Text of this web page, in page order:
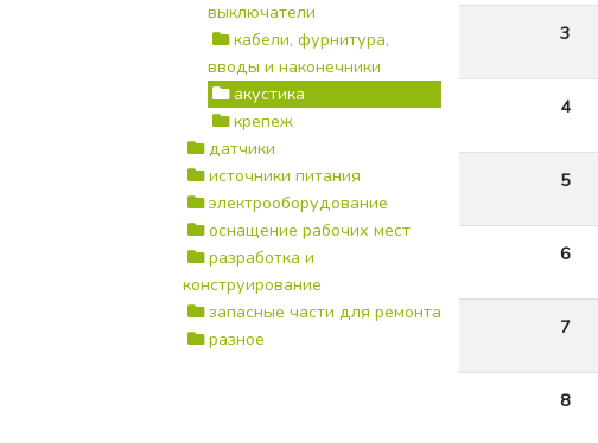
выключатели
кабели, фурнитура,
вводы и наконечники
акустика
крепеж
датчики
источники питания
электрооборудование
оснащение рабочих мест
разработка и
конструирование
запасные части для ремонта
разное
3
4
5
6
7
8